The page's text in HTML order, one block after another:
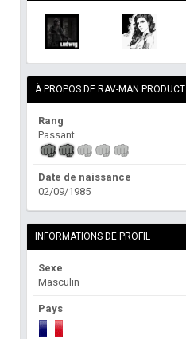
À PROPOS DE RAV-MAN PRODUCT
Rang
Passant
Date de naissance
02/09/1985
INFORMATIONS DE PROFIL
Sexe
Masculin
Pays